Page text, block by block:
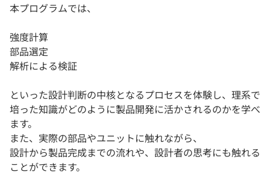
本プログラムでは、
強度計算
部品選定
解析による検証
といった設計判断の中核となるプロセスを体験し、理系で
培った知識がどのように製品開発に活かされるのかを学べ
ます。
また、実際の部品やユニットに触れながら、
設計から製品完成までの流れや、設計者の思考にも触れる
ことができます。